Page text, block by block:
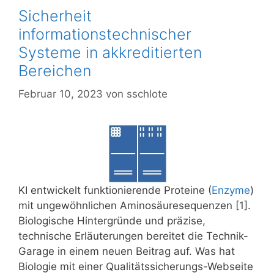
Sicherheit
informationstechnischer
Systeme in akkreditierten
Bereichen
Februar 10, 2023 von sschlote
KI entwickelt funktionierende Proteine (Enzyme)
mit ungewöhnlichen Aminosäuresequenzen [1].
Biologische Hintergründe und präzise,
technische Erläuterungen bereitet die Technik-
Garage in einem neuen Beitrag auf. Was hat
Biologie mit einer Qualitätssicherungs-Webseite